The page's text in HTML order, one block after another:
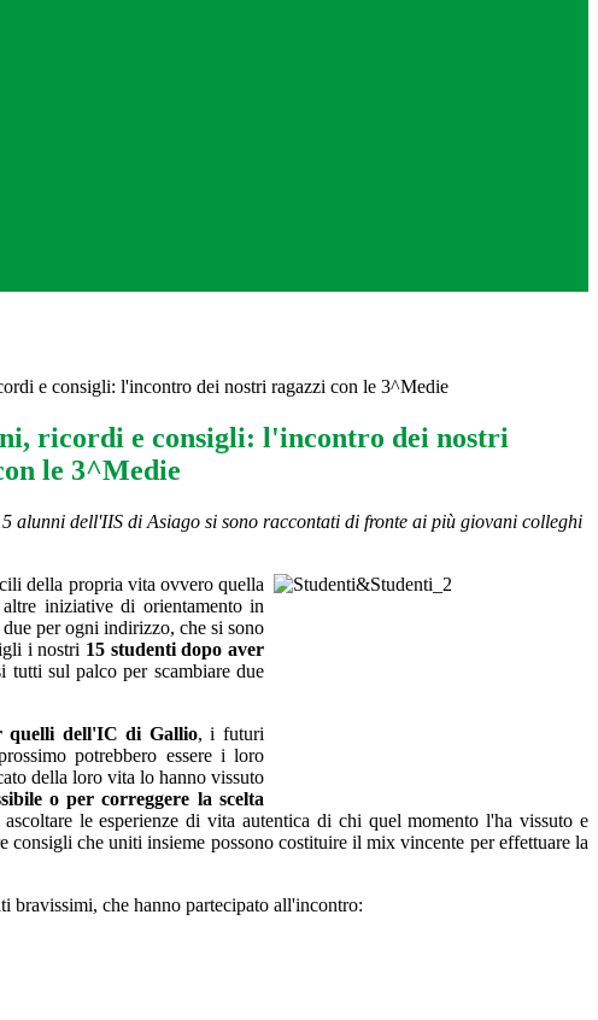
e consigli: l'incontro dei nostri ragazzi con le 3^Medie
ricordi e consigli: l'incontro dei nostri
le 3^Medie
dell'IIS di Asiago si sono raccontati di fronte ai più giovani colleghi
della propria vita ovvero quella
iniziative di orientamento in
due per ogni indirizzo, che si sono
i nostri 15 studenti dopo aver
sul palco per scambiare due
quelli dell'IC di Gallio, i futuri
potrebbero essere i loro
della loro vita lo hanno vissuto
o per correggere la scelta
le esperienze di vita autentica di chi quel momento l'ha vissuto e
consigli che uniti insieme possono costituire il mix vincente per effettuare la
bravissimi, che hanno partecipato all'incontro: